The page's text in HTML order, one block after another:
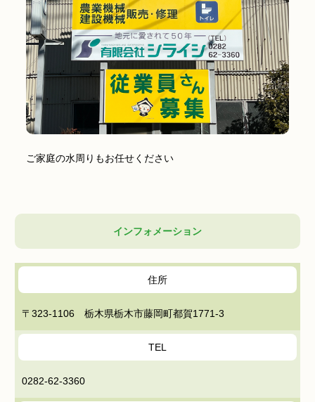
ご家庭の水周りもお任せください
インフォメーション
住所
〒323-1106 栃木県栃木市藤岡町都賀1771-3
TEL
0282-62-3360